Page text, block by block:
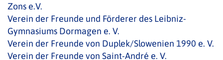
Zons e.V.
Verein der Freunde und Förderer des Leibniz-
Gymnasiums Dormagen e. V.
Verein der Freunde von Duplek/Slowenien 1990 e. V.
Verein der Freunde von Saint-André e. V.